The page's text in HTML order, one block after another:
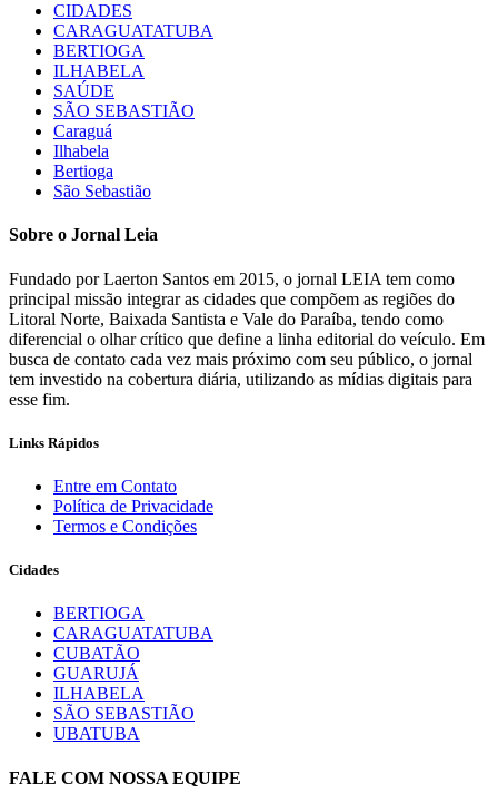
CIDADES
CARAGUATATUBA
BERTIOGA
ILHABELA
SAÚDE
SÃO SEBASTIÃO
Caraguá
Ilhabela
Bertioga
São Sebastião
Sobre o Jornal Leia
Fundado por Laerton Santos em 2015, o jornal LEIA tem como
principal missão integrar as cidades que compõem as regiões do
Litoral Norte, Baixada Santista e Vale do Paraíba, tendo como
diferencial o olhar crítico que define a linha editorial do veículo. Em
busca de contato cada vez mais próximo com seu público, o jornal
tem investido na cobertura diária, utilizando as mídias digitais para
esse fim.
Links Rápidos
Entre em Contato
Política de Privacidade
Termos e Condições
Cidades
BERTIOGA
CARAGUATATUBA
CUBATÃO
GUARUJÁ
ILHABELA
SÃO SEBASTIÃO
UBATUBA
FALE COM NOSSA EQUIPE